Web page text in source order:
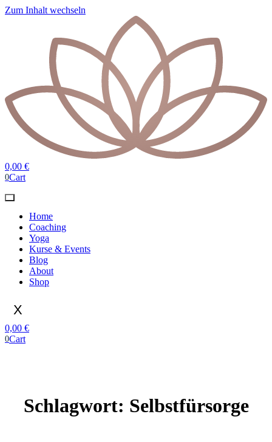
Zum Inhalt wechseln
0,00 €
0Cart
Home
Coaching
Yoga
Kurse & Events
Blog
About
Shop
X
0,00 €
0Cart
Schlagwort: Selbstfürsorge